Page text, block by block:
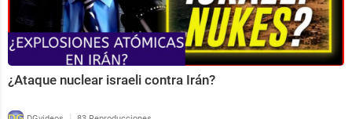
¿Ataque nuclear israeli contra Irán?